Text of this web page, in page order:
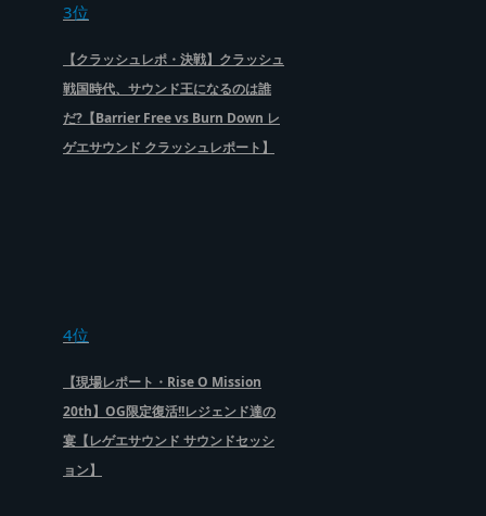
3位
【クラッシュレポ・決戦】クラッシュ
戦国時代、サウンド王になるのは誰
だ?【Barrier Free vs Burn Down レ
ゲエサウンド クラッシュレポート】
4位
【現場レポート・Rise O Mission
20th】OG限定復活!!レジェンド達の
宴【レゲエサウンド サウンドセッシ
ョン】